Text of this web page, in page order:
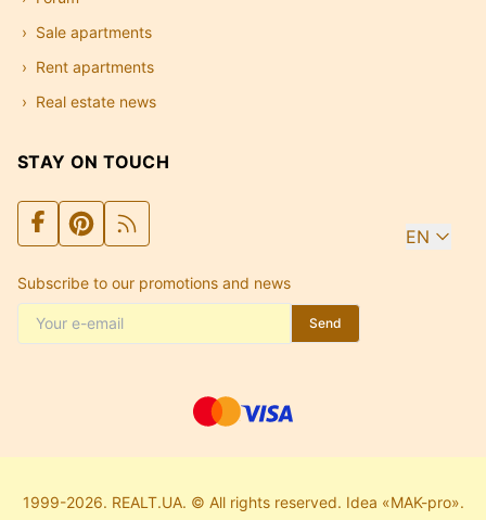
Sale apartments
Rent apartments
Real estate news
STAY ON TOUCH
EN
Subscribe to our promotions and news
Send
1999-2026. REALT.UA. © All rights reserved. Idea «MAK-pro».